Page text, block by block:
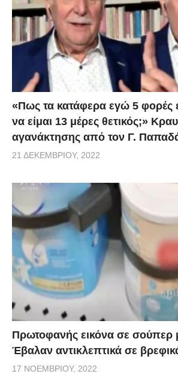
«Πως τα κατάφερα εγώ 5 φορές
να είμαι 13 μέρες θετικός;»
αγανάκτησης από τον Γ.
21 ΔΕΚΕΜΒΡΊΟΥ, 2022
Πρωτοφανής εικόνα σε σούπερ
Έβαλαν αντικλεπτικά σε
17 ΝΟΕΜΒΡΊΟΥ, 2022